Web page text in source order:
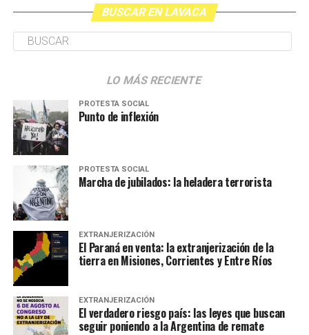
BUSCAR EN LAVACA
LO MÁS RECIENTE
PROTESTA SOCIAL
Punto de inflexión
PROTESTA SOCIAL
Marcha de jubilados: la heladera terrorista
EXTRANJERIZACIÓN
El Paraná en venta: la extranjerización de la
tierra en Misiones, Corrientes y Entre Ríos
EXTRANJERIZACIÓN
El verdadero riesgo país: las leyes que buscan
seguir poniendo a la Argentina de remate